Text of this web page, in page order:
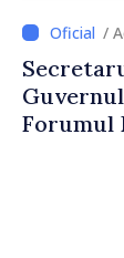
despre
al
/
Forumul